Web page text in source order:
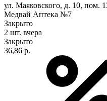
ул. Маяковского, д. 10,
Медвай Аптека №7
Закрыто
2 шт. вчера
Закрыто
36,86 р.